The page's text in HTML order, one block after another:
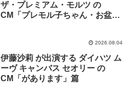
ザ・プレミアム・モルツ の
CM「プレモル子ちゃん・お盆」
2026.08.04
伊藤沙莉 が出演する ダイハツ ム
ーヴ キャンバス セオリー の
CM「があります」篇